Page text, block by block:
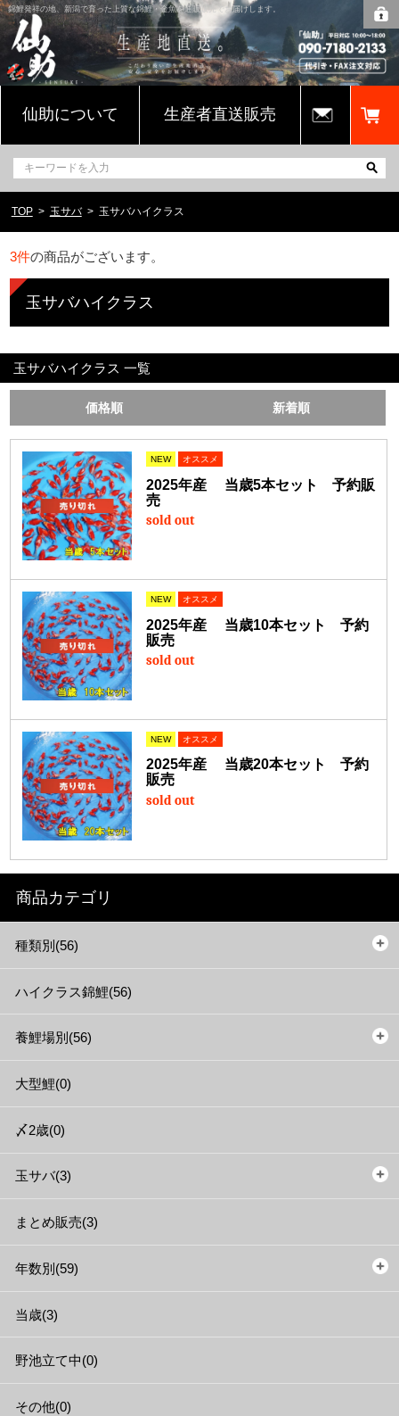
錦鯉発祥の地、新潟で育った上質な錦鯉・金魚を通販販売でお届けします。
仙助について 生産者直送販売
TOP 玉サバ 玉サバハイクラス
3件の商品がございます。
玉サバハイクラス
玉サバハイクラス 一覧
価格順 新着順
NEW オススメ
2025年産 当歳5本セット 予約販
売
sold out
NEW オススメ
2025年産 当歳10本セット 予約
販売
sold out
NEW オススメ
2025年産 当歳20本セット 予約
販売
sold out
商品カテゴリ
種類別(56)
ハイクラス錦鯉(56)
養鯉場別(56)
大型鯉(0)
〆2歳(0)
玉サバ(3)
まとめ販売(3)
年数別(59)
当歳(3)
野池立て中(0)
その他(0)